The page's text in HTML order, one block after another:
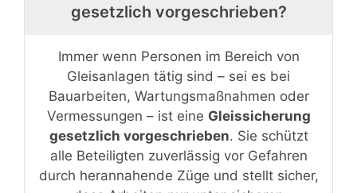
gesetzlich vorgeschrieben?
Immer wenn Personen im Bereich von
Gleisanlagen tätig sind – sei es bei
Bauarbeiten, Wartungsmaßnahmen oder
Vermessungen – ist eine Gleissicherung
gesetzlich vorgeschrieben. Sie schützt
alle Beteiligten zuverlässig vor Gefahren
durch herannahende Züge und stellt sicher,